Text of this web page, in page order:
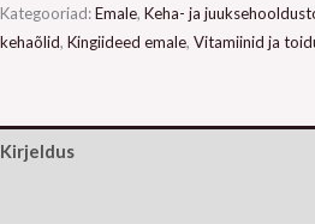
Kategooriad:Emale, Keha- ja
kehaõlid, Kingiideed emale, Vitamiinid ja
Kirjeldus